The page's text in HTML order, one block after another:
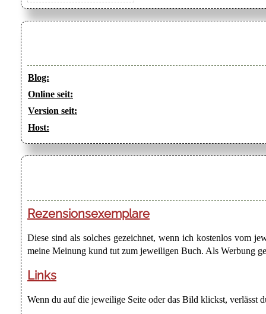
Blog:
Online seit:
Version seit:
Host:
Rezensionsexemplare
Diese sind als solches gezeichnet, wenn ich kostenlos vom
meine Meinung kund tut zum jeweiligen Buch. Als Werbung
Links
Wenn du auf die jeweilige Seite oder das Bild klickst, verlässt